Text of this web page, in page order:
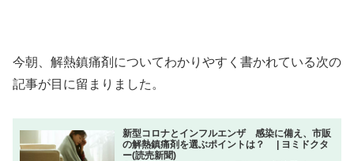
今朝、解熱鎮痛剤についてわかりやすく書かれている次の
記事が目に留まりました。
新型コロナとインフルエンザ 感染に備え、市販
の解熱鎮痛剤を選ぶポイントは？ | ヨミドクタ
ー(読売新聞)